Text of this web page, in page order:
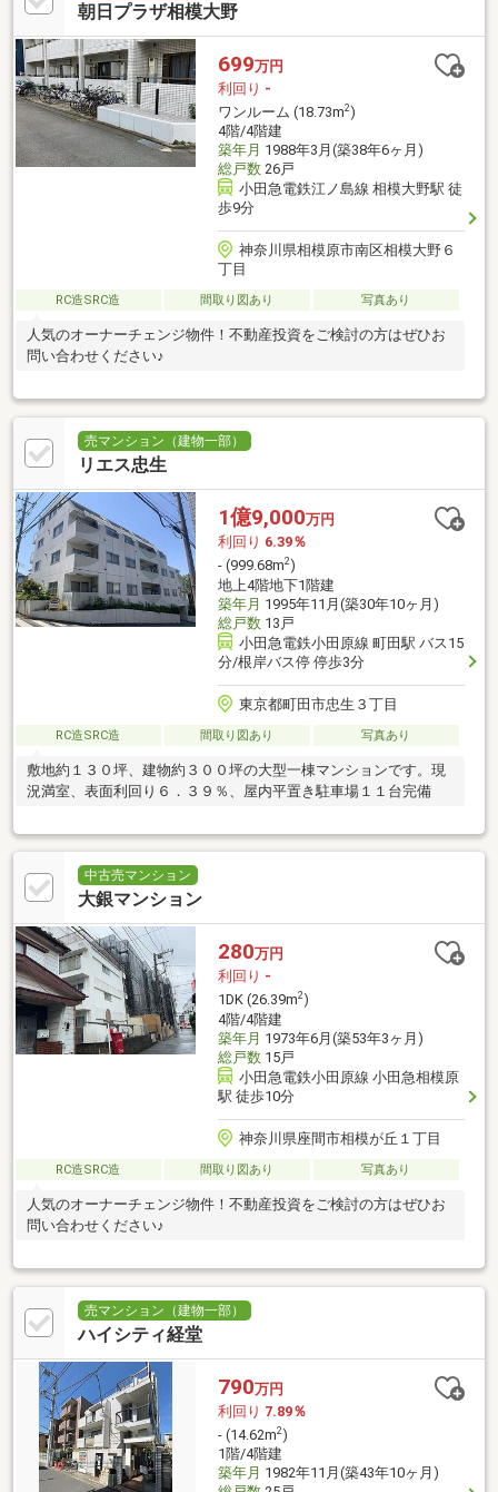
朝日プラザ相模大野
699万円
利回り -
ワンルーム (18.73m2)
4階/4階建
築年月 1988年3月(築38年6ヶ月)
総戸数26戸
小田急電鉄江ノ島線 相模大野駅 徒
歩9分
神奈川県相模原市南区相模大野６
丁目
RC造SRC造 間取り図あり 写真あり
人気のオーナーチェンジ物件！不動産投資をご検討の方はぜひお
問い合わせください♪
売マンション（建物一部）
リエス忠生
1億9,000万円
利回り 6.39％
- (999.68m2)
地上4階地下1階建
築年月 1995年11月(築30年10ヶ月)
総戸数13戸
小田急電鉄小田原線 町田駅 バス15
分/根岸バス停 停歩3分
東京都町田市忠生３丁目
RC造SRC造 間取り図あり 写真あり
敷地約１３０坪、建物約３００坪の大型一棟マンションです。現
況満室、表面利回り６．３９％、屋内平置き駐車場１１台完備
中古売マンション
大銀マンション
280万円
利回り -
1DK (26.39m2)
4階/4階建
築年月 1973年6月(築53年3ヶ月)
総戸数15戸
小田急電鉄小田原線 小田急相模原
駅 徒歩10分
神奈川県座間市相模が丘１丁目
RC造SRC造 間取り図あり 写真あり
人気のオーナーチェンジ物件！不動産投資をご検討の方はぜひお
問い合わせください♪
売マンション（建物一部）
ハイシティ経堂
790万円
利回り 7.89％
- (14.62m2)
1階/4階建
築年月 1982年11月(築43年10ヶ月)